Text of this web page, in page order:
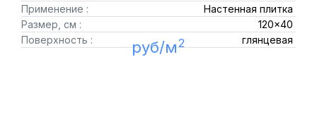
Применение :
Настенная плитка
Размер, см :
120x40
Поверхность :
глянцевая
руб/м2